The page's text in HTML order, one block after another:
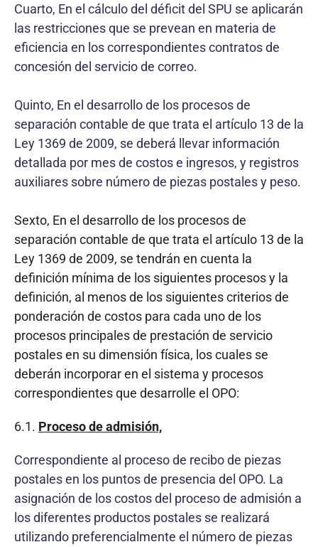
Cuarto, En el cálculo del déficit del SPU se aplicarán
las restricciones que se prevean en materia de
eficiencia en los correspondientes contratos de
concesión del servicio de correo.
Quinto, En el desarrollo de los procesos de
separación contable de que trata el artículo 13 de la
Ley 1369 de 2009, se deberá llevar información
detallada por mes de costos e ingresos, y registros
auxiliares sobre número de piezas postales y peso.
Sexto, En el desarrollo de los procesos de
separación contable de que trata el artículo 13 de la
Ley 1369 de 2009, se tendrán en cuenta la
definición mínima de los siguientes procesos y la
definición, al menos de los siguientes criterios de
ponderación de costos para cada uno de los
procesos principales de prestación de servicio
postales en su dimensión física, los cuales se
deberán incorporar en el sistema y procesos
correspondientes que desarrolle el OPO:
6.1. Proceso de admisión,
Correspondiente al proceso de recibo de piezas
postales en los puntos de presencia del OPO. La
asignación de los costos del proceso de admisión a
los diferentes productos postales se realizará
utilizando preferencialmente el número de piezas